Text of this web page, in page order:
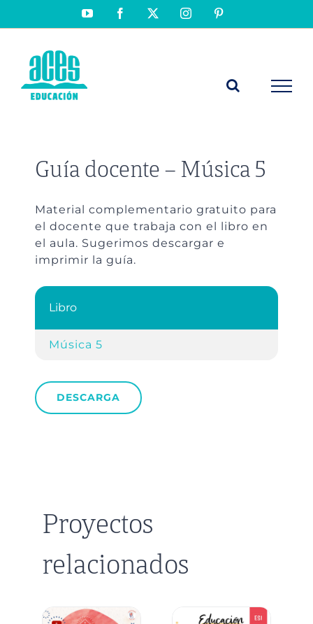
YouTubeFacebook Instagram
Guía docente – Música 5
Material complementario gratuito para
el docente que trabaja con el libro en
el aula. Sugerimos descargar e
imprimir la guía.
Libro
Música 5
DESCARGA
Proyectos
relacionados